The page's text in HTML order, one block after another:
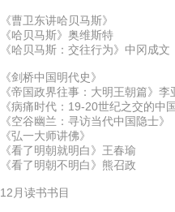
《曹卫东讲哈贝马斯》
《哈贝马斯》奥维斯特
《哈贝马斯：交往行为》中冈成文
《剑桥中国明代史》
《帝国政界往事：大明王朝篇》李
《病痛时代：19-20世纪之交的中
《空谷幽兰：寻访当代中国隐士》
《弘一大师讲佛》
《看了明朝就明白》王春瑜
《看了明朝不明白》熊召政
12月读书书目